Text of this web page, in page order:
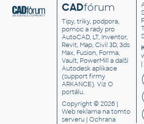
CADfórum
Tipy, triky, podpora,
pomoc a rady pro
AutoCAD, LT, Inventor,
Revit, Map, Civil 3D, 3ds
Max, Fusion, Forma,
Vault, PowerMill a další
Autodesk aplikace
(support firmy
ARKANCE). VizO
portálu.
Copyright © 2026 |
Web reklama na tomto
serveru |Ochrana